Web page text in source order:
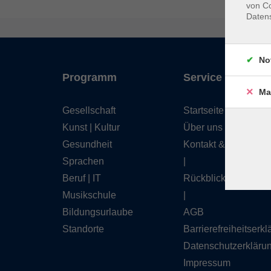
Programm
Gesellschaft
Kunst | Kultur
Gesundheit
Sprachen
Beruf | IT
Musikschule
Bildungsurlaube
Standorte
Service
Startseite
Über uns
Kontakt & Service
Rückblick
AGB
Impressum
von